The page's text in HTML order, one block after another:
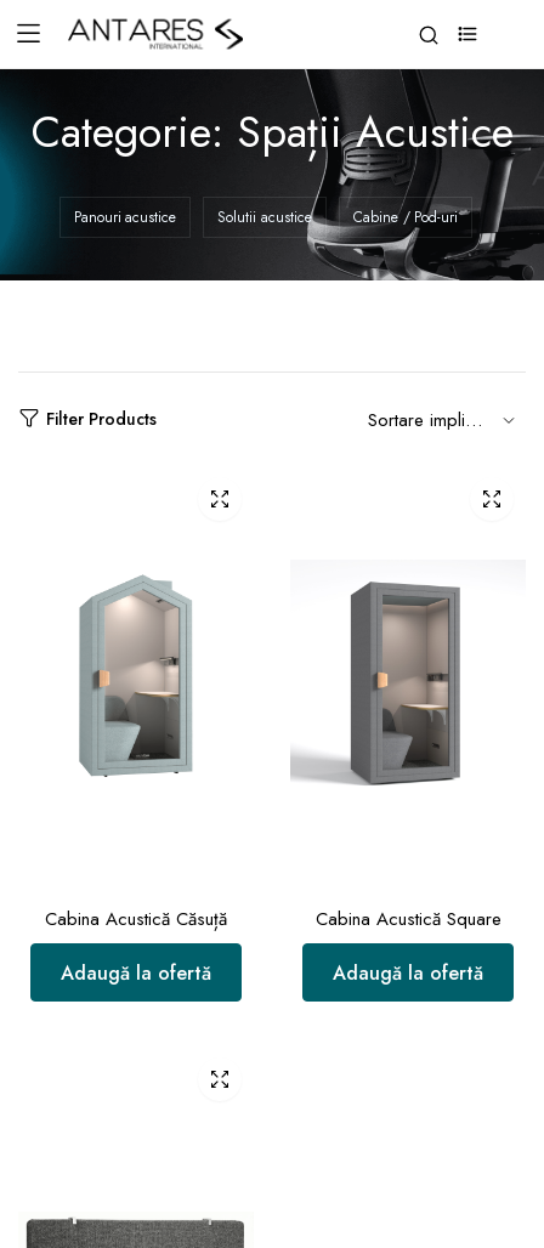
Categorie: Spații Acustice
Panouri acustice Solutii acustice Cabine / Pod-uri
Filter Products
Cabina Acustică Căsuță
Adaugă la ofertă
Cabina Acustică Square
Adaugă la ofertă